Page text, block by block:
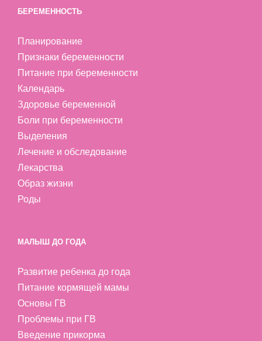
БЕРЕМЕННОСТЬ
Планирование
Признаки беременности
Питание при беременности
Календарь
Здоровье беременной
Боли при беременности
Выделения
Лечение и обследование
Лекарства
Образ жизни
Роды
МАЛЫШ ДО ГОДА
Развитие ребенка до года
Питание кормящей мамы
Основы ГВ
Проблемы при ГВ
Введение прикорма